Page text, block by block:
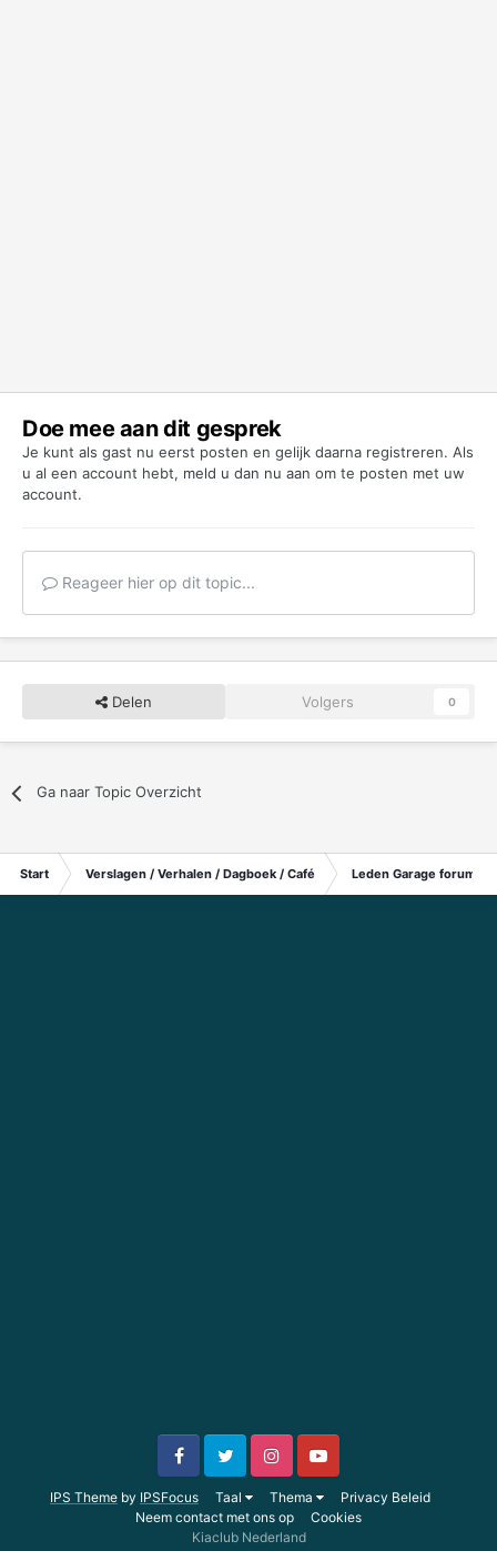
Doe mee aan dit gesprek
Je kunt als gast nu eerst posten en gelijk daarna registreren. Als
u al een account hebt, meld u dan nu aan om te posten met uw
account.
Reageer hier op dit topic...
Delen Volgers 0
Ga naar Topic Overzicht
Start Verslagen / Verhalen / Dagboek / Café Leden Garage forum
IPS Theme by IPSFocus Taal Thema
Privacy Beleid
Neem contact met ons op
Cookies
Kiaclub Nederland